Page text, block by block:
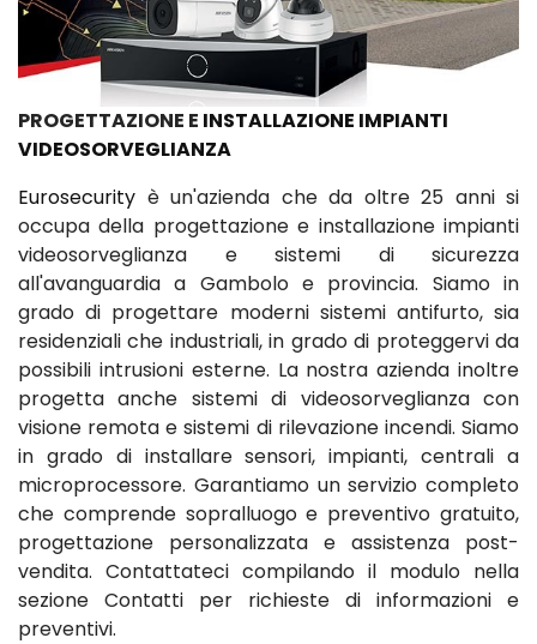
PROGETTAZIONE E INSTALLAZIONE IMPIANTI
VIDEOSORVEGLIANZA
Eurosecurity è un'azienda che da oltre 25 anni si
occupa della progettazione e installazione impianti
videosorveglianza e sistemi di sicurezza
all'avanguardia a Gambolo e provincia. Siamo in
grado di progettare moderni sistemi antifurto, sia
residenziali che industriali, in grado di proteggervi da
possibili intrusioni esterne. La nostra azienda inoltre
progetta anche sistemi di videosorveglianza con
visione remota e sistemi di rilevazione incendi. Siamo
in grado di installare sensori, impianti, centrali a
microprocessore. Garantiamo un servizio completo
che comprende sopralluogo e preventivo gratuito,
progettazione personalizzata e assistenza post-
vendita. Contattateci compilando il modulo nella
sezione Contatti per richieste di informazioni e
preventivi.